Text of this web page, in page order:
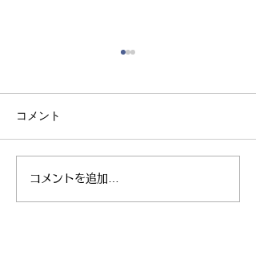
親子ヨガ と おはなし
会
コメント
コメントを追加…